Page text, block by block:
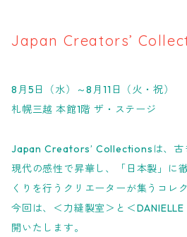
Japan Creators’
8月5日（水）～8月11日（火・祝）
札幌三越 本館1階 ザ・ステージ
Japan Creators’ Collectionsは、古
現代の感性で昇華し、「日本製」に
くりを行うクリエーターが集うコレ
今回は、＜力縫製室＞と＜
開いたします。